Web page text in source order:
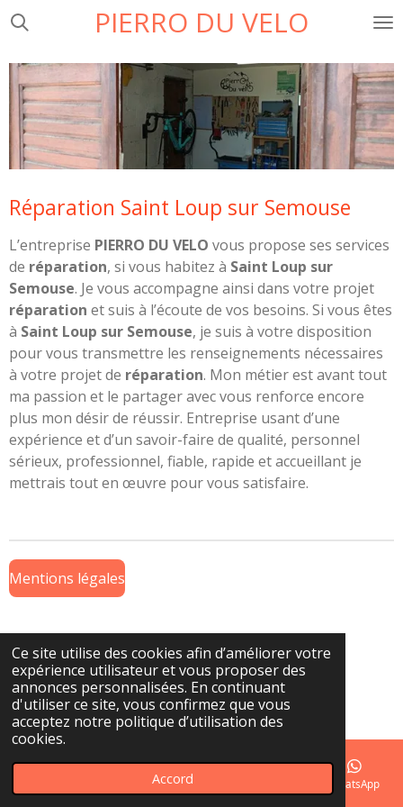
Ce site utilise des cookies afin d’améliorer votre
expérience utilisateur et vous proposer des
annonces personnalisées. En continuant
d'utiliser ce site, vous confirmez que vous
acceptez notre politique d’utilisation des
cookies.
Accord
Passer
contenu
principal
PIERRO DU VELO
Réparation Saint Loup sur Semouse
L’entreprise PIERRO DU VELO vous propose ses services
de réparation, si vous habitez à Saint Loup sur
Semouse. Je vous accompagne ainsi dans votre projet
réparation et suis à l’écoute de vos besoins. Si vous êtes
à Saint Loup sur Semouse, je suis à votre disposition
pour vous transmettre les renseignements nécessaires
à votre projet de réparation. Mon métier est avant tout
ma passion et le partager avec vous renforce encore
plus mon désir de réussir. Entreprise usant d’une
expérience et d’un savoir-faire de qualité, personnel
sérieux, professionnel, fiable, rapide et accueillant je
mettrais tout en œuvre pour vous satisfaire.
Mentions légales
CGV
© 2023 - 2026 Pierro du vélo
Propulsé parWebador
Carte WhatsApp